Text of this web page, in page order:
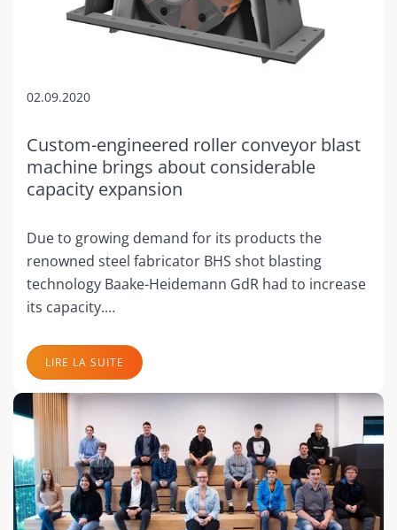
02.09.2020
Custom-engineered roller conveyor blast
machine brings about considerable
capacity expansion
Due to growing demand for its products the
renowned steel fabricator BHS shot blasting
technology Baake-Heidemann GdR had to increase
its capacity.…
LIRE LA SUITE